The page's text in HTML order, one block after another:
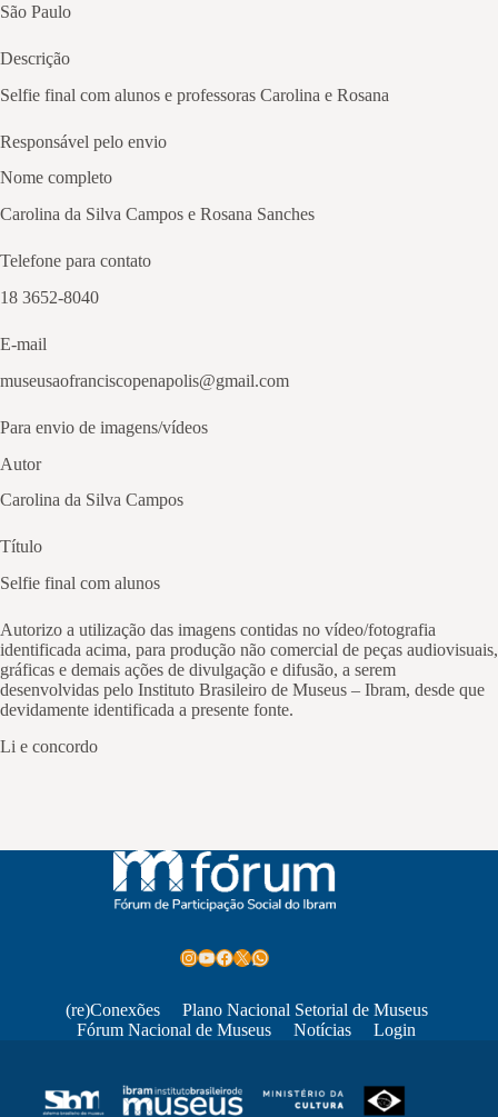
São Paulo
Descrição
Selfie final com alunos e professoras Carolina e Rosana
Responsável pelo envio
Nome completo
Carolina da Silva Campos e Rosana Sanches
Telefone para contato
18 3652-8040
E-mail
museusaofranciscopenapolis@gmail.com
Para envio de imagens/vídeos
Autor
Carolina da Silva Campos
Título
Selfie final com alunos
Autorizo a utilização das imagens contidas no vídeo/fotografia
identificada acima, para produção não comercial de peças audiovisuais,
gráficas e demais ações de divulgação e difusão, a serem
desenvolvidas pelo Instituto Brasileiro de Museus – Ibram, desde que
devidamente identificada a presente fonte.
Li e concordo
Instagram
Youtube
Facebook
X WhatsApp
(re)Conexões
Plano Nacional Setorial de Museus
Fórum Nacional de Museus
Notícias Login